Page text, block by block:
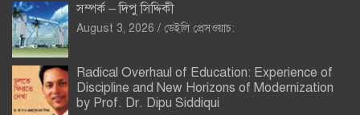
সম্পর্ক – দিপু সিদ্দিকী
August 3, 2026 ডেইলি প্রেসওয়াচ:
Radical Overhaul of Education: Experience of
Discipline and New Horizons of Modernization
by Prof. Dr. Dipu Siddiqui